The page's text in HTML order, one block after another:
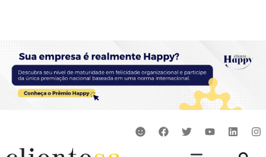
S
m
F
a
T
w
Y
o
L
i
I
n